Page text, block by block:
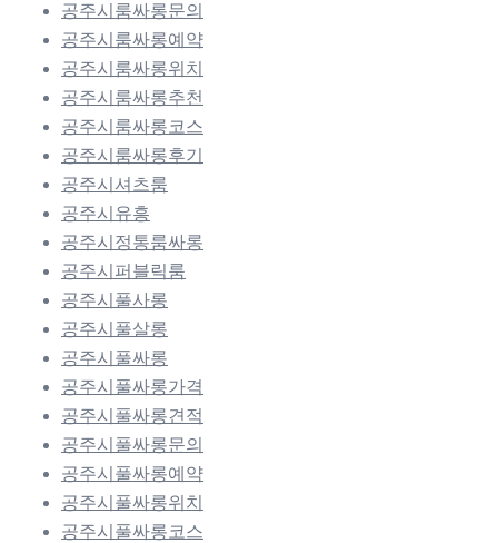
공주시룸싸롱문의
공주시룸싸롱예약
공주시룸싸롱위치
공주시룸싸롱추천
공주시룸싸롱코스
공주시룸싸롱후기
공주시셔츠룸
공주시유흥
공주시정통룸싸롱
공주시퍼블릭룸
공주시풀사롱
공주시풀살롱
공주시풀싸롱
공주시풀싸롱가격
공주시풀싸롱견적
공주시풀싸롱문의
공주시풀싸롱예약
공주시풀싸롱위치
공주시풀싸롱코스